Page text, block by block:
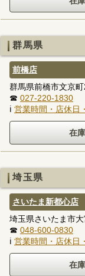
群馬県
前橋店
群馬県前橋市文京
☎ 027-220-1830
ℹ 営業時間・店休日
埼玉県
さいたま新都心店
埼玉県さいたま市
☎ 048-600-0830
ℹ 営業時間・店休日